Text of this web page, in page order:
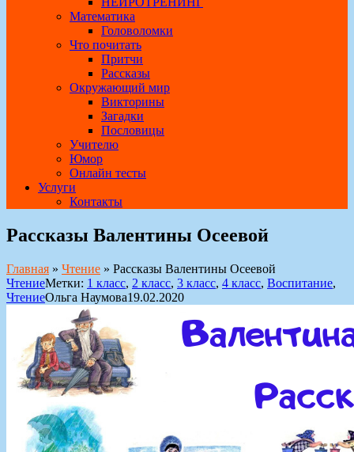
Математика
Головоломки
Что почитать
Притчи
Рассказы
Окружающий мир
Викторины
Загадки
Пословицы
Учителю
Юмор
Онлайн тесты
Услуги
Контакты
Рассказы Валентины Осеевой
Главная » Чтение » Рассказы Валентины Осеевой
ЧтениеМетки: 1 класс, 2 класс, 3 класс, 4 класс, Воспитание,
ЧтениеОльга Наумова19.02.2020